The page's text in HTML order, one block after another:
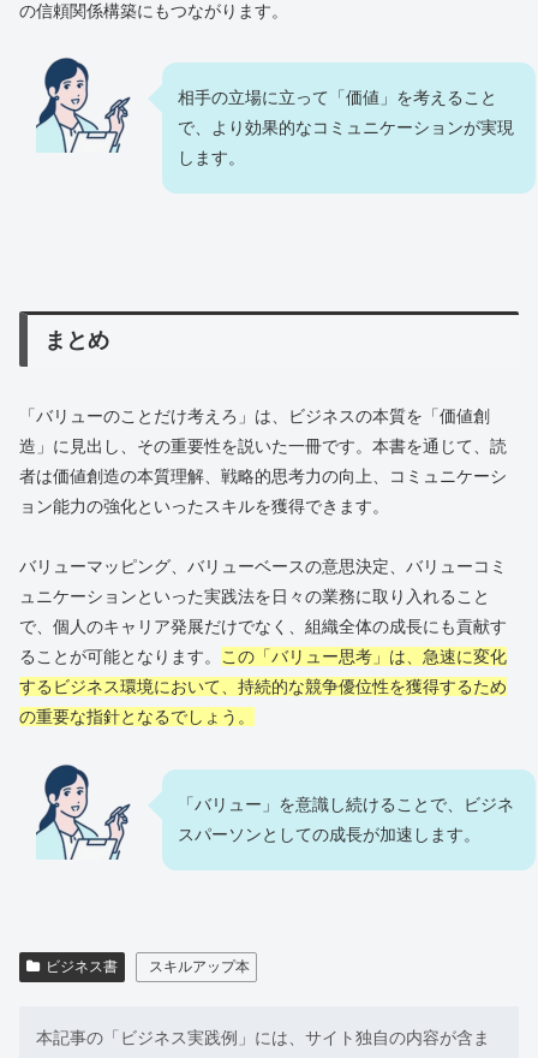
の信頼関係構築にもつながります。
相手の立場に立って「価値」を考えること
で、より効果的なコミュニケーションが実現
します。
まとめ
「バリューのことだけ考えろ」は、ビジネスの本質を「価値創
造」に見出し、その重要性を説いた一冊です。本書を通じて、読
者は価値創造の本質理解、戦略的思考力の向上、コミュニケーシ
ョン能力の強化といったスキルを獲得できます。
バリューマッピング、バリューベースの意思決定、バリューコミ
ュニケーションといった実践法を日々の業務に取り入れること
で、個人のキャリア発展だけでなく、組織全体の成長にも貢献す
ることが可能となります。 この「バリュー思考」は、急速に変化
するビジネス環境において、持続的な競争優位性を獲得するため
の重要な指針となるでしょう。
「バリュー」を意識し続けることで、ビジネ
スパーソンとしての成長が加速します。
ビジネス書 スキルアップ本
本記事の「ビジネス実践例」には、サイト独自の内容が含ま